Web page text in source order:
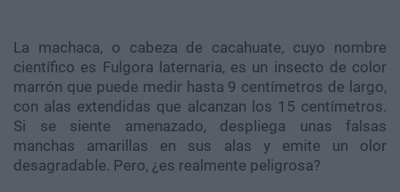
La machaca, o cabeza de cacahuate, cuyo nombre
científico es Fulgora laternaria, es un insecto de color
marrón que puede medir hasta 9 centímetros de largo,
con alas extendidas que alcanzan los 15 centímetros.
Si se siente amenazado, despliega unas falsas
manchas amarillas en sus alas y emite un olor
desagradable. Pero, ¿es realmente peligrosa?